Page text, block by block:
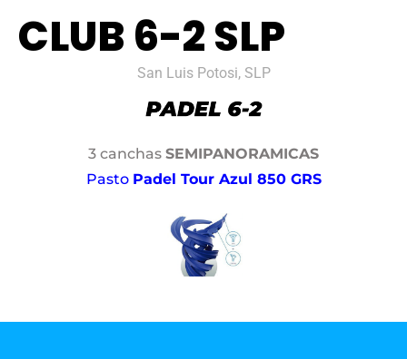
CLUB 6-2 SLP
San Luis Potosi, SLP
3 canchas SEMIPANORAMICAS
Pasto Padel Tour Azul 850 GRS